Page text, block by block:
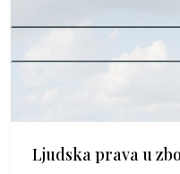
Ljudska prava u